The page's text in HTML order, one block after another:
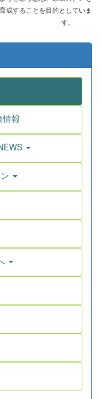
成することを目的としていま
す。
情報